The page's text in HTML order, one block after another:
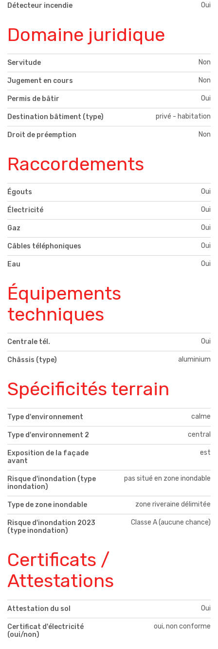
Détecteur incendie Oui
Domaine juridique
Servitude Non
Jugement en cours Non
Permis de bâtir Oui
Destination bâtiment (type) privé - habitation
Droit de préemption Non
Raccordements
Égouts Oui
Électricité Oui
Gaz Oui
Câbles téléphoniques Oui
Eau Oui
Équipements
techniques
Centrale tél. Oui
Châssis (type) aluminium
Spécificités terrain
Type d'environnement calme
Type d'environnement 2 central
Exposition de la façade
avant
est
Risque d'inondation (type
inondation)
pas situé en zone inondable
Type de zone inondable zone riveraine délimitée
Risque d'inondation 2023
(type inondation)
Classe A (aucune chance)
Certificats /
Attestations
Attestation du sol Oui
Certificat d'électricité
(oui/non)
oui, non conforme